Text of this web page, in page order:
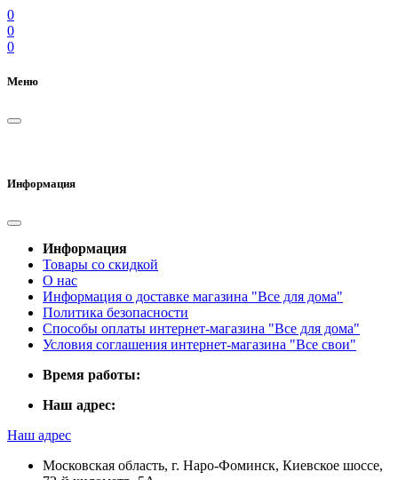
0
0
0
Меню
Информация
Информация
Товары со скидкой
О нас
Информация о доставке магазина "Все для дома"
Политика безопасности
Способы оплаты интернет-магазина "Все для дома"
Условия соглашения интернет-магазина "Все свои"
Время работы:
Наш адрес:
Наш адрес
Московская область, г. Наро-Фоминск, Киевское шоссе,